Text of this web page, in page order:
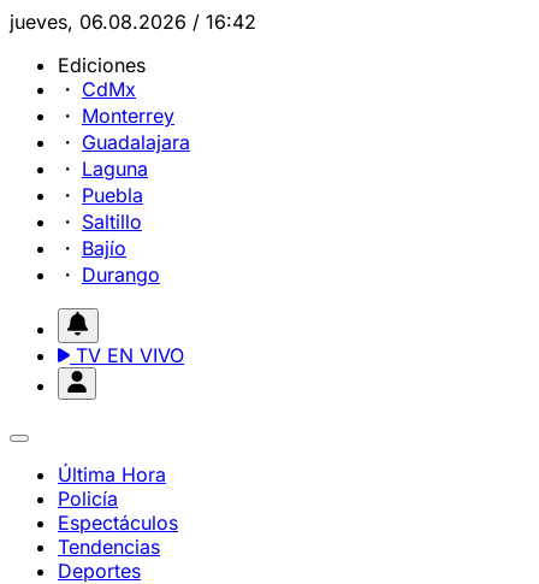
jueves, 06.08.2026 / 16:42
Ediciones
CdMx
Monterrey
Guadalajara
Laguna
Puebla
Saltillo
Bajío
Durango
TV EN VIVO
Última Hora
Policía
Espectáculos
Tendencias
Deportes